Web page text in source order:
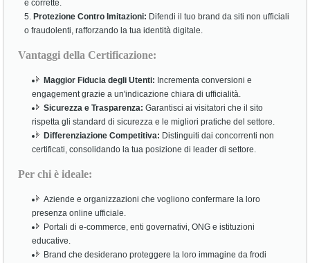
e corrette.
Protezione Contro Imitazioni: Difendi il tuo brand da siti non ufficiali
o fraudolenti, rafforzando la tua identità digitale.
Vantaggi della Certificazione:
Maggior Fiducia degli Utenti: Incrementa conversioni e
engagement grazie a un'indicazione chiara di ufficialità.
Sicurezza e Trasparenza: Garantisci ai visitatori che il sito
rispetta gli standard di sicurezza e le migliori pratiche del settore.
Differenziazione Competitiva: Distinguiti dai concorrenti non
certificati, consolidando la tua posizione di leader di settore.
Per chi è ideale:
Aziende e organizzazioni che vogliono confermare la loro
presenza online ufficiale.
Portali di e-commerce, enti governativi, ONG e istituzioni
educative.
Brand che desiderano proteggere la loro immagine da frodi